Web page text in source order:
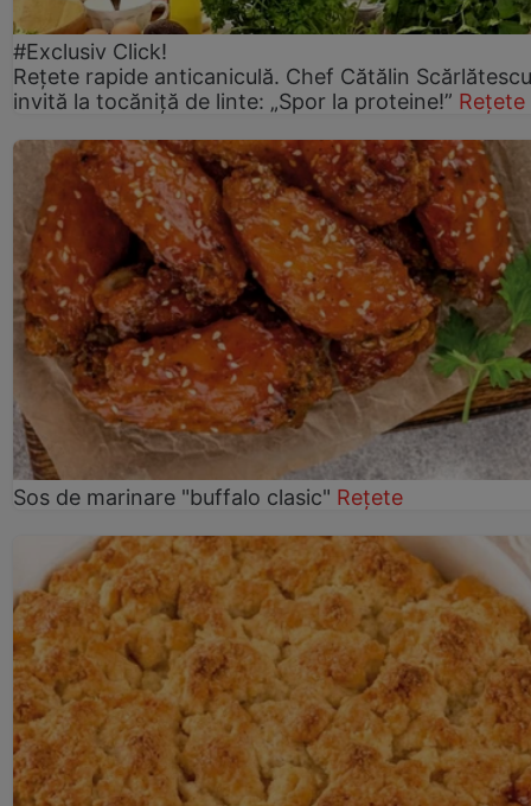
#Exclusiv Click!
Rețete rapide anticaniculă. Chef Cătălin
invită la tocăniță de linte: „Spor la proteine!” Rețete
Sos de marinare "buffalo clasic" Rețete